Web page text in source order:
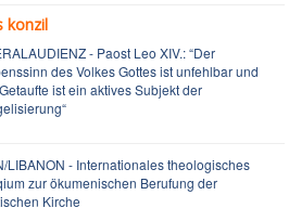
konzil
- Paost Leo XIV.: “Der
des Volkes Gottes ist unfehlbar und
ist ein aktives Subjekt der
LIBANON - Internationales theologisches
zur ökumenischen Berufung der
Kirche